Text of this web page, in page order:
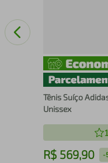
Tênis Suíço
Unissex
R$ 569,90 -